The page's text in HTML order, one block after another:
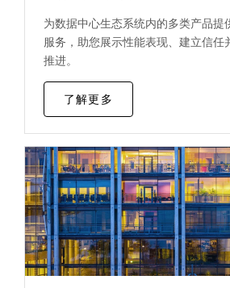
为数据中心生态系统内的多类产品提
服务，助您展示性能表现、建立信任
推进。
了解更多